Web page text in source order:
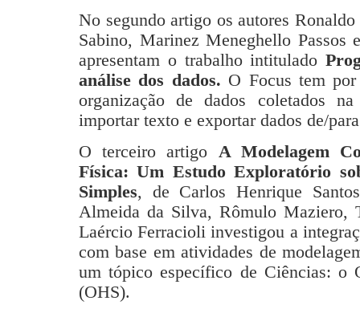
No segundo artigo os autores
Sabino, Marinez Meneghello
apresentam o trabalho intitulado
análise dos dados. O Focus tem
organização de dados coletados
importar texto e exportar dados de/
O terceiro artigo A Modelagem
Física: Um Estudo Exploratório
Simples, de Carlos Henrique
Almeida da Silva, Rômulo Maziero,
Laércio Ferracioli investigou a
com base em atividades de
um tópico específico de Ciências: o
(OHS).